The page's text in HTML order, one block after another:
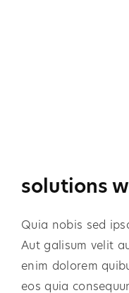
solutions
Quia nobis sed
Aut galisum velit
enim dolorem
eos quia